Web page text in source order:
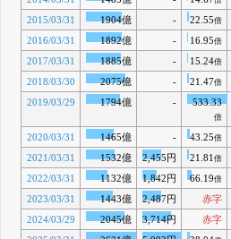
2015/03/31 1904億 - 22.55倍
2016/03/31 1892億 - 16.95倍
2017/03/31 1885億 - 15.24倍
2018/03/30 2075億 - 21.47倍
2019/03/29 1794億 - 533.33
倍
2020/03/31 1465億 - 43.25倍
2021/03/31 1532億 2,455円 21.81 倍
2022/03/31 1132億 1,842円 66.19倍
2023/03/31 1443億 2,487円 赤字
2024/03/29 2045億 3,714円 赤字